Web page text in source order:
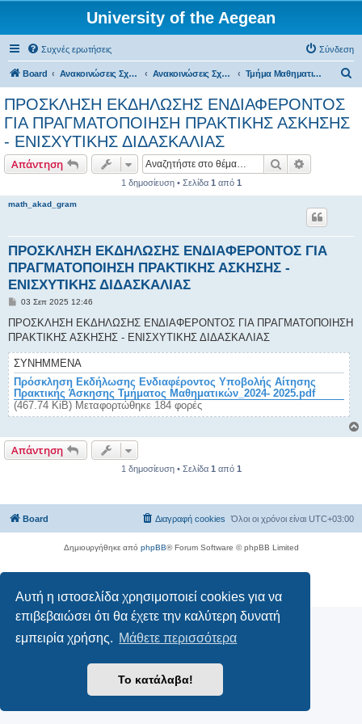
Αυτή η ιστοσελίδα χρησιμοποιεί cookies για να
επιβεβαιώσει ότι θα έχετε την καλύτερη δυνατή
εμπειρία χρήσης. Μάθετε περισσότερα
Το κατάλαβα!
University of the Aegean
Συχνές ερωτήσεις Σύνδεση
Board Ανακοινώσεις Σχολών, Τμημάτων, Συλλόγων & Υπηρεσιών Ανακοινώσεις Σχολών & Τμημάτων (Σάμος) Τμήμα Μαθηματικών
ΠΡΟΣΚΛΗΣΗ ΕΚΔΗΛΩΣΗΣ ΕΝΔΙΑΦΕΡΟΝΤΟΣ
ΓΙΑ ΠΡΑΓΜΑΤΟΠΟΙΗΣΗ ΠΡΑΚΤΙΚΗΣ ΑΣΚΗΣΗΣ
- ΕΝΙΣΧΥΤΙΚΗΣ ΔΙΔΑΣΚΑΛΙΑΣ
Απάντηση Αναζήτηση
1 δημοσίευση • Σελίδα 1 από 1
math_akad_gram
ΠΡΟΣΚΛΗΣΗ ΕΚΔΗΛΩΣΗΣ ΕΝΔΙΑΦΕΡΟΝΤΟΣ ΓΙΑ
ΠΡΑΓΜΑΤΟΠΟΙΗΣΗ ΠΡΑΚΤΙΚΗΣ ΑΣΚΗΣΗΣ -
ΕΝΙΣΧΥΤΙΚΗΣ ΔΙΔΑΣΚΑΛΙΑΣ
Δ
μ
σ
ε
υ
σ
η
03 Σεπ 2025 12:46
ΠΡΟΣΚΛΗΣΗ ΕΚΔΗΛΩΣΗΣ ΕΝΔΙΑΦΕΡΟΝΤΟΣ ΓΙΑ ΠΡΑΓΜΑΤΟΠΟΙΗΣΗ
ΠΡΑΚΤΙΚΗΣ ΑΣΚΗΣΗΣ - ΕΝΙΣΧΥΤΙΚΗΣ ΔΙΔΑΣΚΑΛΙΑΣ
ΣΥΝΗΜΜΈΝΑ
Πρόσκληση Εκδήλωσης Ενδιαφέροντος Υποβολής Αίτησης
Πρακτικής Άσκησης Τμήματος Μαθηματικών_2024- 2025.pdf
(467.74 KiB) Μεταφορτώθηκε 184 φορές
Απάντηση
1 δημοσίευση • Σελίδα 1 από 1
Board Όλοι οι χρόνοι είναι UTC+03:00
Διαγραφή cookies
Δημιουργήθηκε από phpBB® Forum Software © phpBB Limited
|Όροι